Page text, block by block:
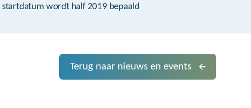
startdatum wordt half 2019 bepaald
Terug naar nieuws en events